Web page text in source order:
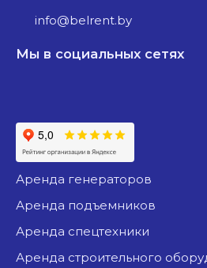
info@belrent.by
Мы в социальных сетях
аренда генераторов
аренда подъемников
аренда спецтехники
аренда строительного